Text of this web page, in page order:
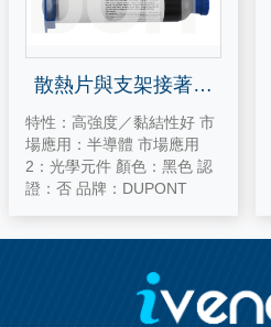
散熱片與支架接著材
特性：高強度／黏結性好 市
場應用：半導體 市場應用
2：光學元件 顏色：黑色 認
證：否 品牌：DUPONT